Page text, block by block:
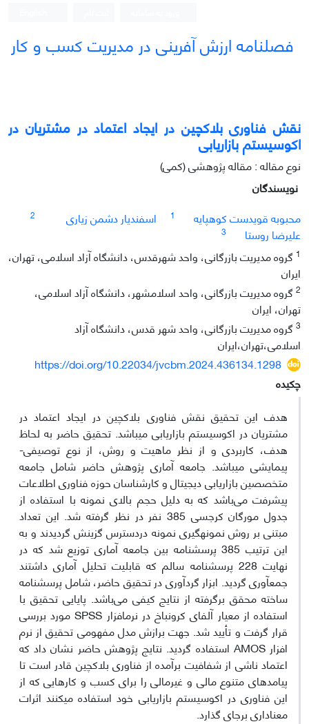
فصلنامه ارزش آفرینی در مدیریت کسب و کار
نقش فناوری بلاکچین در ایجاد اعتماد در مشتریان در
اکوسیستم بازاریابی
نوع مقاله : مقاله پژوهشی (کمی)
نویسندگان
محبوبه قویدست کوهپایه
1 اسفندیار دشمن زیاری 2
علیرضا روستا
3
1 گروه مدیریت بازرگانی، واحد شهرقدس، دانشگاه آزاد اسلامی، تهران،
ایران
2 گروه مدیریت بازرگانی، واحد اسلامشهر، دانشگاه آزاد اسلامی،
تهران، ایران
3 گروه مدیریت بازرگانی، واحد شهر قدس، دانشگاه آزاد
اسلامی،تهران،ایران
https://doi.org/10.22034/jvcbm.2024.436134.1298
چکیده
هدف این تحقیق نقش فناوری بلاکچین در ایجاد اعتماد در
مشتریان در اکوسیستم بازاریابی می‎باشد. تحقیق حاضر به لحاظ
هدف، کاربردی و از نظر ماهیت و روش، از نوع توصیفی-
پیمایشی می‎باشد. جامعه آماری پژوهش حاضر شامل جامعه
متخصصین بازاریابی دیجیتال و کارشناسان حوزه فناوری اطلاعات
پیشرفت می‌باشد که به دلیل حجم بالای نمونه با استفاده از
جدول مورگان کرجسی 385 نفر در نظر گرفته شد. این تعداد
مبتنی بر روش نمونه­گیری نمونه دردسترس گزینش گردیدند و به
این ترتیب 385 پرسشنامه بین جامعه آماری توزیع شد که در
نهایت 228 پرسشنامه سالم که قابلیت تحلیل آماری داشتند
جمع­آوری گردید. ابزار گردآوری در تحقیق حاضر، شامل پرسشنامه
ساخته محقق برگرفته از نتایج کیفی می‌باشد. پایایی تحقیق با
استفاده از معیار آلفای کرونباخ در نرم­افزار SPSS مورد بررسی
قرار گرفت و تأیید شد. جهت برازش مدل مفهومی تحقیق از نرم
افزار AMOS استفاده گردید. نتایج پژوهش حاضر نشان داد که
اعتماد ناشی از شفافیت برآمده از فناوری بلاکچین قادر است تا
پیامدهای متنوع مالی و غیرمالی را برای کسب و کارهایی که از
این فناوری در اکوسیستم بازاریابی خود استفاده می­کنند اثرات
معناداری برجای گذارد.